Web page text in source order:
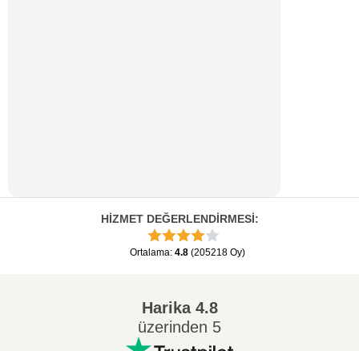
HİZMET DEĞERLENDİRMESİ:
Ortalama: 4.8 (205218 Oy)
Harika4.8
üzerinden 5